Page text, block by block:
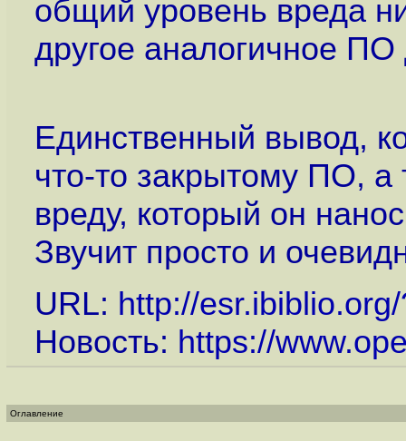
общий уровень вреда
другое аналогичное
Единственный вывод,
что-то закрытому ПО, а
вреду, который он
Звучит просто и
URL: http://
Новость: https://
Оглавление